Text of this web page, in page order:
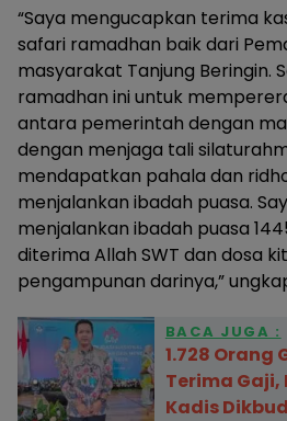
“Saya mengucapkan terima
safari ramadhan baik dari
masyarakat Tanjung Beringin.
ramadhan ini untuk
antara pemerintah dengan
dengan menjaga tali
mendapatkan pahala dan
menjalankan ibadah puasa.
menjalankan ibadah puasa
diterima Allah SWT dan dosa
pengampunan darinya,”
BACA JUGA :
1.728 Orang
Terima Gaji,
Kadis Dikbud